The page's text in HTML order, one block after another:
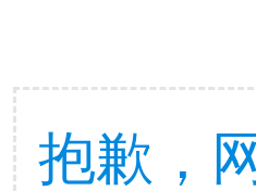
抱歉，